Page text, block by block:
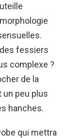
fessiers
complexe ?
de la
un peu plus
hanches.
qui mettra